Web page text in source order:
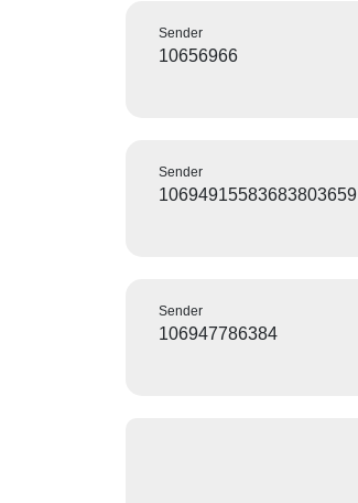
Sender
10656966
Sender
10694915583683803659
Sender
106947786384